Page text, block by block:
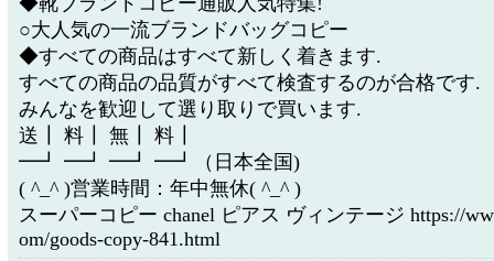
○大人気の一流ブランドバッグコピー
◆すべての商品はすべて新しく着きます.
すべての商品の品質がすべて検査するのが合格です.
みんなを歓迎して選り取りで買います.
送┃ 料┃ 無┃ 料┃
━┛ ━┛ ━┛ ━┛（日本全国)
( ^_^ )営業時間：年中無休( ^_^ )
スーパーコピー chanel ピアス ヴィンテージ https://
om/goods-copy-841.html